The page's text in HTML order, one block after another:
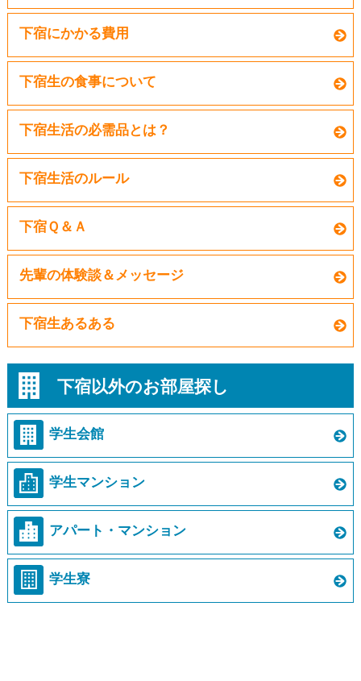
下宿にかかる費用
下宿生の食事について
下宿生活の必需品とは？
下宿生活のルール
下宿Ｑ＆Ａ
先輩の体験談＆メッセージ
下宿生あるある
下宿以外のお部屋探し
学生会館
学生マンション
アパート・マンション
学生寮